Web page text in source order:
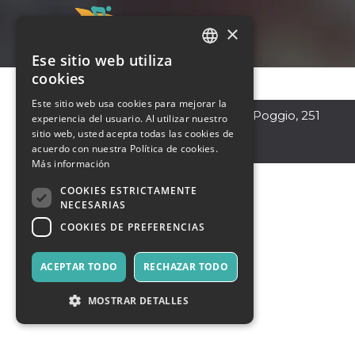
Segrate,via Residenza Poggio, 251
20054
Italia
SPANISH
×
Ese sitio web utiliza
cookies
Este sitio web usa cookies para mejorar la
experiencia del usuario. Al utilizar nuestro
sitio web, usted acepta todas las cookies de
acuerdo con nuestra Política de cookies.
Más información
COOKIES ESTRICTAMENTE
NECESARIAS
COOKIES DE PREFERENCIAS
ACEPTAR TODO RECHAZAR TODO
MOSTRAR DETALLES